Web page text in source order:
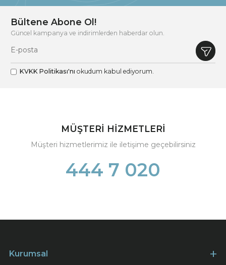
Bültene Abone Ol!
Güncel kampanya ve indirimlerden haberdar olun.
KVKK Politikası'nı okudum kabul ediyorum.
MÜŞTERİ HİZMETLERİ
Müşteri hizmetlerimiz ile iletişime geçebilirsiniz
444 7 020
Kurumsal